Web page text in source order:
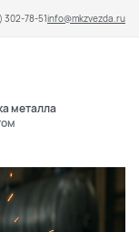
302-78-51info@mkzvezda.ru
металла